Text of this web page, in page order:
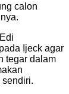
calon
Ijeck agar
tegar dalam
sendiri.